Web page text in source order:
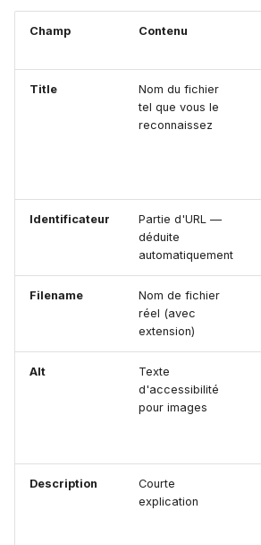
Champ Contenu
Title
Nom du fichier
tel que vous le
reconnaissez
Identificateur
Partie d'URL —
déduite
automatiquement
Filename
Nom de fichier
réel (avec
extension)
Alt
Texte
d'accessibilité
pour images
Description
Courte
explication